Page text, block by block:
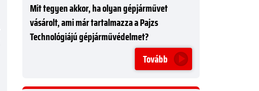
Mit tegyen akkor, ha olyan gépjárművet
vásárolt, ami már tartalmazza a Pajzs
Technológiájú gépjárművédelmet?
Tovább